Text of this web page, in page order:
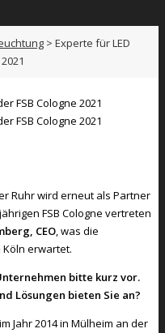
> Experte für LED
FSB Cologne 2021
FSB Cologne 2021
Ruhr wird erneut als Partner
FSB Cologne vertreten
CEO, was die
Köln erwartet.
bitte kurz vor.
Lösungen bieten Sie an?
Jahr 2014 in Mülheim an der